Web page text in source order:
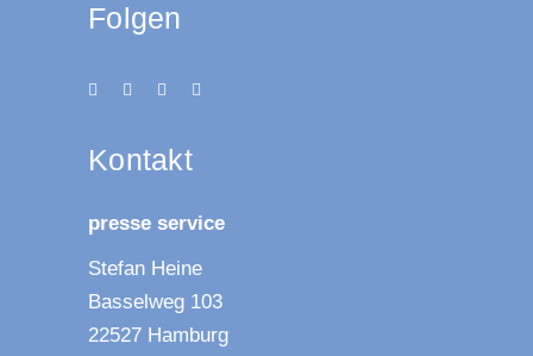
Folgen
Kon­takt
pres­se service
Ste­fan Heine
Bas­sel­weg 103
22527 Hamburg